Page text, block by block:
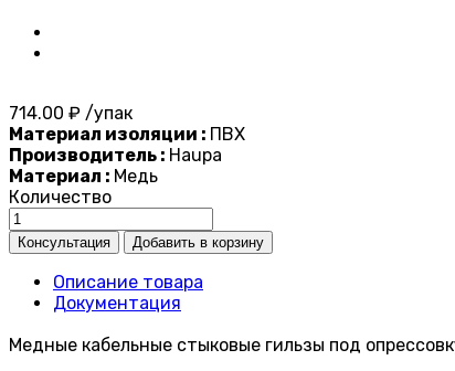
714.00 ₽ /упак
Материал изоляции : ПВХ
Производитель : Haupa
Материал : Медь
Количество
Описание товара
Документация
Медные кабельные стыковые гильзы под